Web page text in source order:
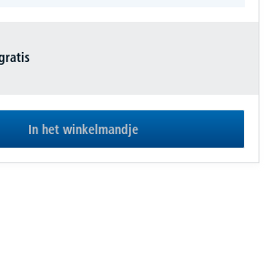
In het winkelmandje